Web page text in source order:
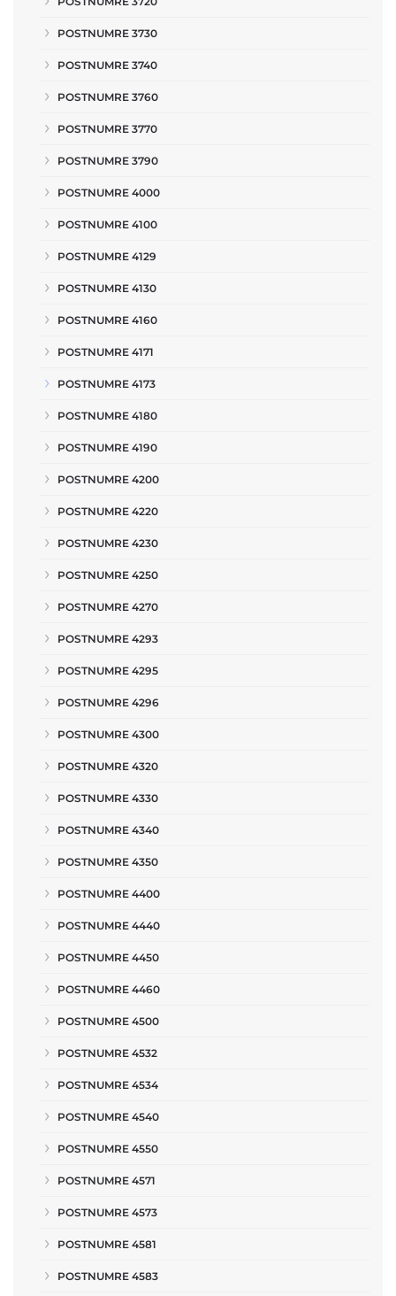
POSTNUMRE 3730
POSTNUMRE 3740
POSTNUMRE 3760
POSTNUMRE 3770
POSTNUMRE 3790
POSTNUMRE 4000
POSTNUMRE 4100
POSTNUMRE 4129
POSTNUMRE 4130
POSTNUMRE 4160
POSTNUMRE 4171
POSTNUMRE 4173
POSTNUMRE 4180
POSTNUMRE 4190
POSTNUMRE 4200
POSTNUMRE 4220
POSTNUMRE 4230
POSTNUMRE 4250
POSTNUMRE 4270
POSTNUMRE 4293
POSTNUMRE 4295
POSTNUMRE 4296
POSTNUMRE 4300
POSTNUMRE 4320
POSTNUMRE 4330
POSTNUMRE 4340
POSTNUMRE 4350
POSTNUMRE 4400
POSTNUMRE 4440
POSTNUMRE 4450
POSTNUMRE 4460
POSTNUMRE 4500
POSTNUMRE 4532
POSTNUMRE 4534
POSTNUMRE 4540
POSTNUMRE 4550
POSTNUMRE 4571
POSTNUMRE 4573
POSTNUMRE 4581
POSTNUMRE 4583